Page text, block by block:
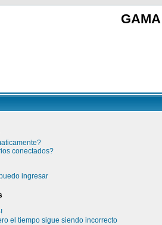
conectados?
ingresar
el tiempo sigue siendo incorrecto